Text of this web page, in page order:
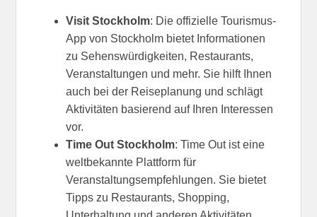
Visit Stockholm: Die offizielle Tourismus-
App von Stockholm bietet Informationen
zu Sehenswürdigkeiten, Restaurants,
Veranstaltungen und mehr. Sie hilft Ihnen
auch bei der Reiseplanung und schlägt
Aktivitäten basierend auf Ihren Interessen
vor.
Time Out Stockholm: Time Out ist eine
weltbekannte Plattform für
Veranstaltungsempfehlungen. Sie bietet
Tipps zu Restaurants, Shopping,